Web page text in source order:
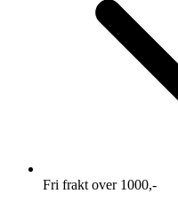
Fri frakt over 1000,-